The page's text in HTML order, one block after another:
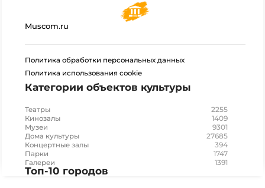
Muscom.ru
Политика обработки персональных данных
Политика использования cookie
Категории объектов культуры
Театры 2255
Кинозалы 1409
Музеи 9301
Дома культуры 27685
Концертные залы 394
Парки 1747
Галереи 1391
Топ-10 городов